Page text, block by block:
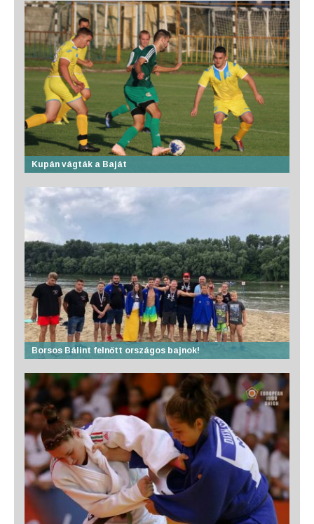
Kupán vágták a Baját
Borsos Bálint felnőtt országos bajnok!